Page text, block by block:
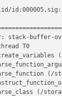
True)
(avoid
stack-buffer-
T0
(/
(/